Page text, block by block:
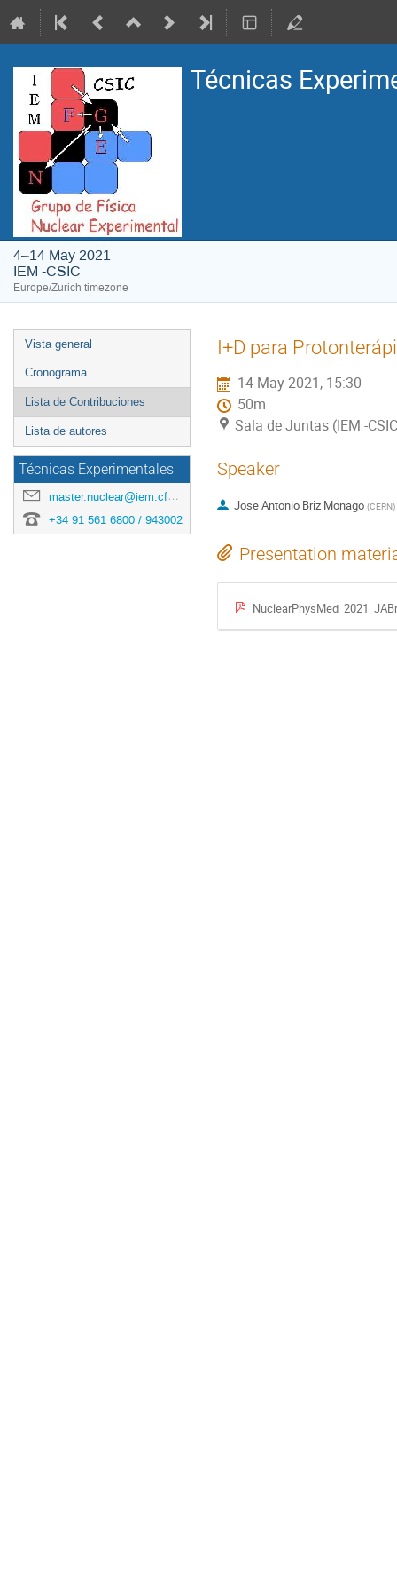
Técnicas
4–14 May 2021
IEM -CSIC
Europe/Zurich timezone
Event
menu
Vista general
Cronograma
Lista de Contribuciones
Lista de autores
Técnicas Experimentales
master.nuclear@iem.cfmac.csic.es
+34 91 561 6800 / 943002
I+D para
14 May 2021, 15:30
50m
Sala de Juntas (IEM -
Speaker
Jose Antonio Briz Monago (CERN)
Presentation